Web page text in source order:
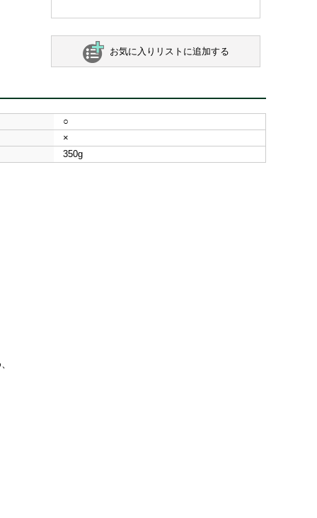
お気に入りリストに追加する
○
×
350g